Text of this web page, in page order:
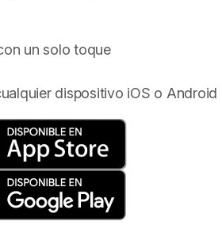
un solo toque
dispositivo iOS o Android